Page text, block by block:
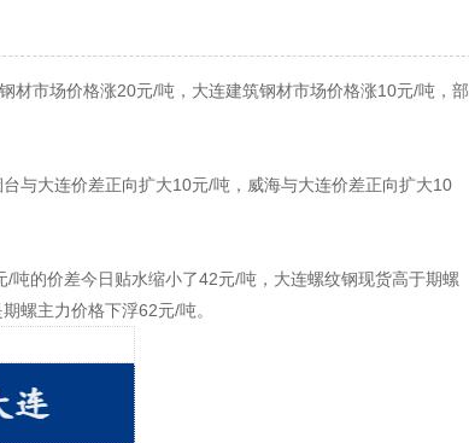
市场价格涨20元/吨，大连建筑钢材市场价格涨10元/吨，部
大连价差正向扩大10元/吨，威海与大连价差正向扩大10
的价差今日贴水缩小了42元/吨，大连螺纹钢现货高于期螺
螺主力价格下浮62元/吨。